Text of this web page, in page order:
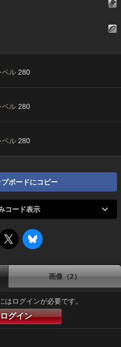
ベル 280
ベル 280
ベル 280
ボードにコピー
コード表示
画像（2）
はログインが必要です。
ログイン